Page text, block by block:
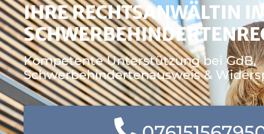
IHRE RECHTSANWÄLTIN
Kompetente Unterstützung bei GdB,
Schwerbehindertenausweis &